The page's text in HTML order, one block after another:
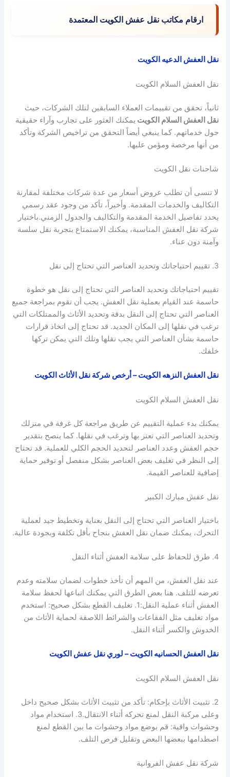
ارقام مكاتب نقل عفش الكويت المعتمدة
نقل العفش الدعيه الكويت
نقل العفش السلام الكويت
ثانياً، تحقق من تقييمات العملاء السابقين لتلك الشركات، حيث
نقل العفش السلام الكويت يمكنك العثور على تجارب وآراء حقيقية
حول خدماتهم. كما ينبغي أيضاً التحقق من تراخيص الشركة وتأكد
من أنها مرخصة ومؤمن عليها.
شاحنات نقل الكويت
لا تنسى أن تطلب عروض أسعار من عدة شركات مختلفة لمقارنة
التكاليف والخدمات المقدمة. وأخيراً، تأكد من وجود عقد رسمي
يحدد تفاصيل الخدمة المقدمة والتكاليف والجدول الزمني.باختيار
شركة نقل العفش المناسبة، يمكنك الاستمتاع بتجربة نقل سلسة
وآمنة دون عناء.
3. تقييم احتياجاتك وتحديد العناصر التي تحتاج إلى نقل
تقييم احتياجاتك وتحديد العناصر التي تحتاج إلى نقل هو خطوة
حاسمة عند القيام بعملية نقل العفش. يجب أن تقوم بمراجعة جميع
العناصر التي تحتاج إلى النقل بدقة وتحديد الأثاث والممتلكات التي
ترغب في نقلها إلى المكان الجديد. قد تحتاج إلى اتخاذ قرارات
حاسمة بشأن العناصر التي يجب نقلها وتلك التي يمكن تركها
خلفك.
نقل العفش النزهه الكويت – أرخص شركة نقل الأثاث الكويت
نقل العفش السلام الكويت
يمكنك بدء عملية التقييم عن طريق مراجعة كل غرفة في منزلك
وتحديد العناصر التي تعتز بها وترغب في نقلها. كما ينصح بتقدير
حجم العفش وعدد العناصر لتحديد الحجم الكلي للعملية. قد تحتاج
إلى النظر في تغليف بعض العناصر بشكل منفصل أو توفير حماية
إضافية للعناصر القيمة.
نقل عفش مبارك الكبير
باختيار العناصر التي تحتاج إلى النقل بعناية وتخطيط جيد لعملية
التحرك، يمكنك ضمان نقل العفش بنجاح بأقل تكلفة وبجودة عالية.
4. طرق للحفاظ على سلامة العفش أثناء النقل
عند نقل العفش، من المهم أن تأخذ خطوات لضمان سلامته وعدم
تعرضه للتلف. هنا بعض الطرق التي يمكنك اتباعها لحفظ سلامة
العفش أثناء عملية النقل:1. تغليف القطع بشكل صحيح: استخدم
مواد تغليف مثل الفقاعات والشرائط اللاصقة لحماية الأثاث من
الخدوش والكسر أثناء النقل.
نقل العفش الحسانيه الكويت – لوري نقل عفش الكويت
نقل العفش السلام الكويت
2. تثبيت الأثاث بإحكام: تأكد من تثبيت الأثاث بشكل صحيح داخل
وعلى مركبة النقل لمنع تحركه أثناء الانتقال.3. استخدام مواد
وحشوات واقية: قم بوضع مواد وحشوات ما بين القطع لمنع
اصطدامها ببعضها البعض وتقليل فرص التلف.
شركة نقل عفش الفروانية